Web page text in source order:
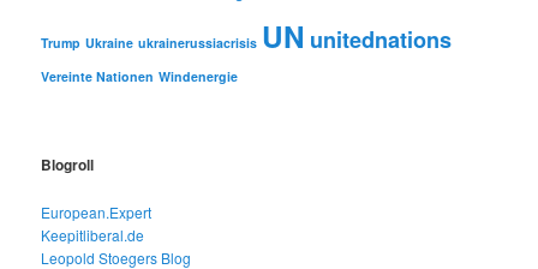
Trump Ukraine ukrainerussiacrisis UN unitednations
Vereinte Nationen Windenergie
Blogroll
European.Expert
Keepitliberal.de
Leopold Stoegers Blog